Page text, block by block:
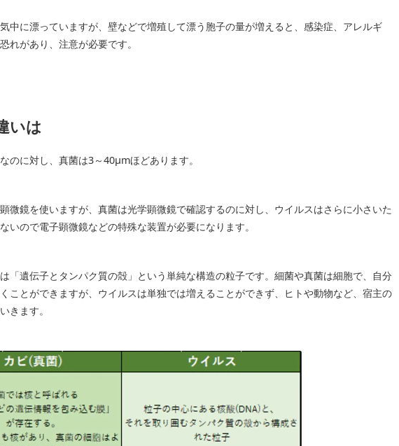
中に漂っていますが、壁などで増殖して漂う胞子の量が増えると、感染症、アレルギ
れがあり、注意が必要です。
いは
のに対し、真菌は3～40μmほどあります。
微鏡を使いますが、真菌は光学顕微鏡で確認するのに対し、ウイルスはさらに小さいた
いので電子顕微鏡などの特殊な装置が必要になります。
「遺伝子とタンパク質の殻」という単純な構造の粒子です。細菌や真菌は細胞で、自分
ことができますが、ウイルスは単独では増えることができず、ヒトや動物など、宿主の
きます。